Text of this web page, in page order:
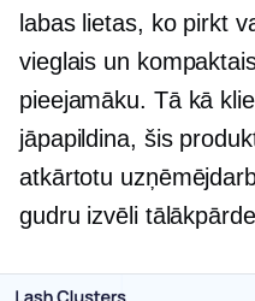
labas lietas, ko pirkt
vieglais un
pieejamāku. Tā kā
jāpapildina, šis
atkārtotu
gudru izvēli